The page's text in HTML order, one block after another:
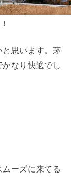
と思います。茅
なり快適でし
ーズに来てる